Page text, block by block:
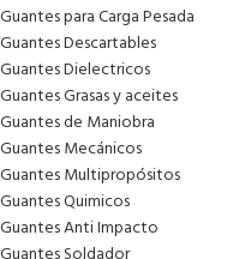
Guantes para Carga Pesada
Guantes Descartables
Guantes Dielectricos
Guantes Grasas y aceites
Guantes de Maniobra
Guantes Mecánicos
Guantes Multipropósitos
Guantes Quimicos
Guantes Anti Impacto